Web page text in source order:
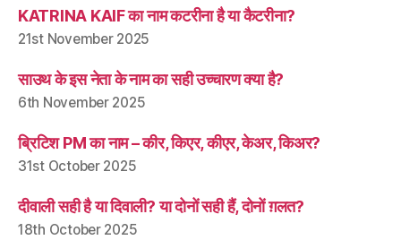
KATRINA KAIF का नाम कटरीना है या कैटरीना?
21st November 2025
साउथ के इस नेता के नाम का सही उच्चारण क्या है?
6th November 2025
ब्रिटिश PM का नाम – कीर, किएर, कीएर, केअर, किअर?
31st October 2025
दीवाली सही है या दिवाली? या दोनों सही हैं, दोनों ग़लत?
18th October 2025